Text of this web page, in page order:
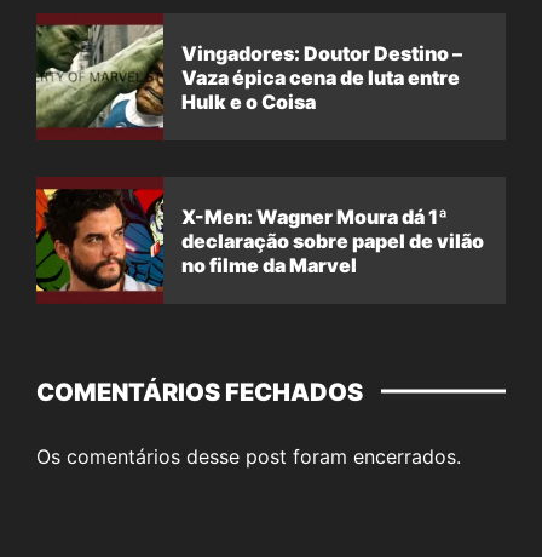
Vingadores: Doutor Destino –
Vaza épica cena de luta entre
Hulk e o Coisa
X-Men: Wagner Moura dá 1ª
declaração sobre papel de vilão
no filme da Marvel
COMENTÁRIOS FECHADOS
Os comentários desse post foram encerrados.